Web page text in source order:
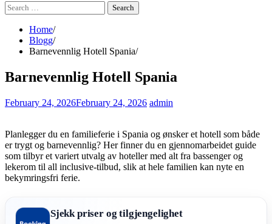
Search
for:
Home
Blogg
Barnevennlig Hotell Spania
Barnevennlig Hotell Spania
February 24, 2026February 24, 2026 admin
Planlegger du en familieferie i Spania og ønsker et hotell som både
er trygt og barnevennlig? Her finner du en gjennomarbeidet guide
som tilbyr et variert utvalg av hoteller med alt fra bassenger og
lekerom til all inclusive-tilbud, slik at hele familien kan nyte en
bekymringsfri ferie.
Sjekk priser og tilgjengelighet